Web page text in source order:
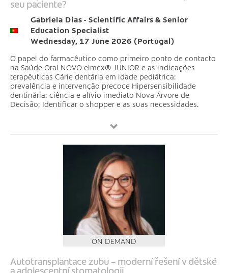
seu paciente?
Gabriela Dias - Scientific Affairs & Senior
Education Specialist
Wednesday, 17 June 2026 (Portugal)
O papel do farmacêutico como primeiro ponto de contacto
na Saúde Oral NOVO elmex® JUNIOR e as indicações
terapêuticas Cárie dentária em idade pediátrica:
prevalência e intervenção precoce Hipersensibilidade
dentinária: ciência e alívio imediato Nova Árvore de
Decisão: Identificar o shopper e as suas necessidades.
ON DEMAND
Autotransplantace zubu – moderní řešení v dětské
a adolescentní stomatologii